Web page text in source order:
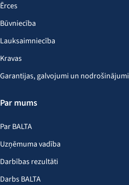
Ērces
Būvniecība
Lauksaimniecība
Kravas
Garantijas, galvojumi un nodrošinājumi
Par mums
Par BALTA
Uzņēmuma vadība
Darbības rezultāti
Darbs BALTA